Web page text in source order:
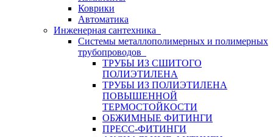
Коврики
Автоматика
Инженерная сантехника
Системы металлополимерных и полимерных
трубопроводов
ТРУБЫ ИЗ СШИТОГО
ПОЛИЭТИЛЕНА
ТРУБЫ ИЗ ПОЛИЭТИЛЕНА
ПОВЫШЕННОЙ
ТЕРМОСТОЙКОСТИ
ОБЖИМНЫЕ ФИТИНГИ
ПРЕСС-ФИТИНГИ